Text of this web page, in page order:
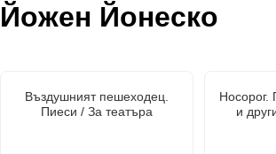
Йожен Йонеско
Въздушният пешеходец.
Пиеси / За театъра
Носорог.
и